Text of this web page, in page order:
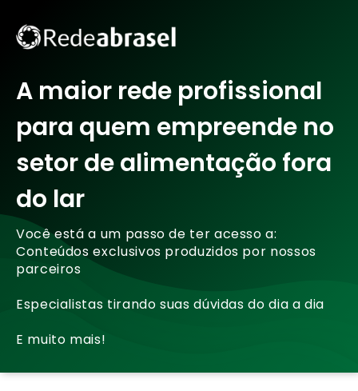
A maior rede profissional
para quem empreende no
setor de alimentação fora
do lar
Você está a um passo de ter acesso a:
Conteúdos exclusivos produzidos por nossos
parceiros
Especialistas tirando suas dúvidas do dia a dia
E muito mais!